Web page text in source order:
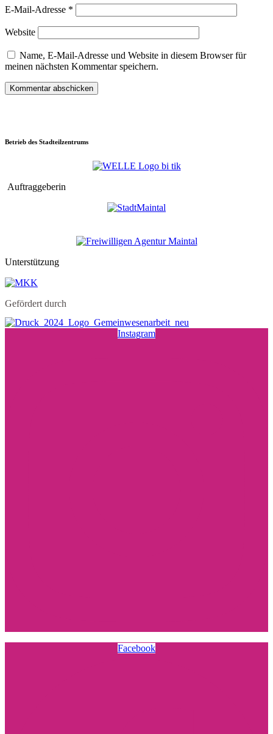
E-Mail-Adresse *
Website
Name, E-Mail-Adresse und Website in diesem Browser für
meinen nächsten Kommentar speichern.
Betrieb des Stadteilzentrums
Auftraggeberin
Unterstützung
Gefördert durch
Instagram
Facebook